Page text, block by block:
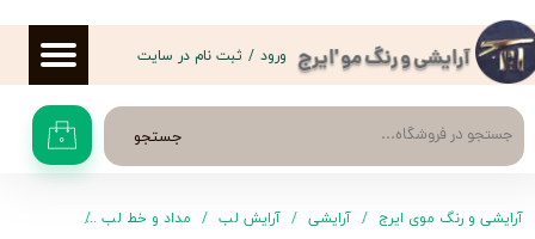
آرایشی و رنگ مو 'ایرج
جستجو ۰
ورود / ثبت نام در سایت
حساب کاربری من
تغییر گذر واژه
سفارشات
خروج از حساب کاربری
آرایشی و رنگ موی ایرج آرایشی آرایش لب مداد و خط لب